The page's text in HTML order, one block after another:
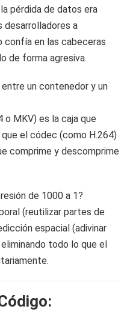
pérdida de datos era
desarrolladores a
confía en las cabeceras
de forma agresiva.
un contenedor y un
MKV) es la caja que
el códec (como H.264)
comprime y descomprime
de 1000 a 1?
(reutilizar partes de
espacial (adivinar
todo lo que el